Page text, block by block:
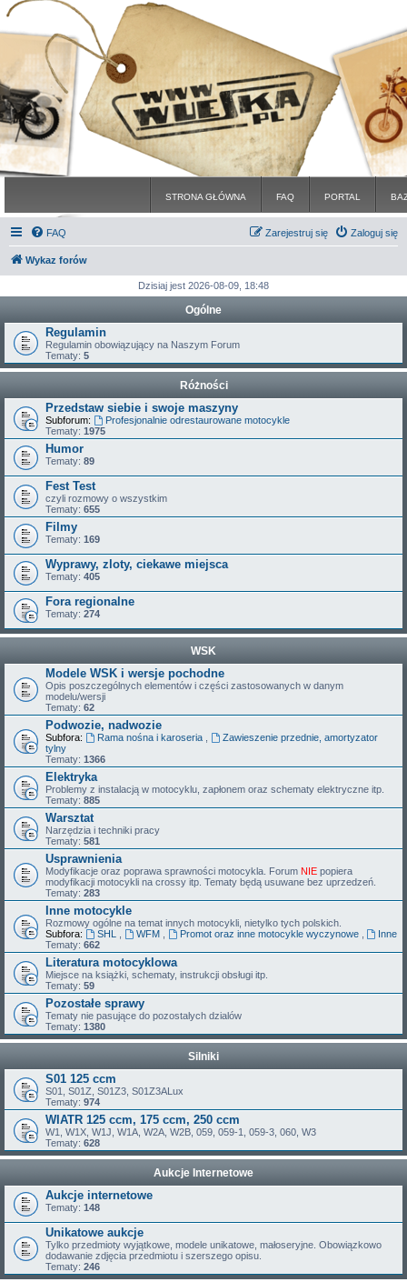
STRONA GŁÓWNA FAQ PORTAL
FAQ Zaloguj się
Zarejestruj się
Wykaz forów
Dzisiaj jest 2026-08-09, 18:48
Ogólne
Regulamin
Regulamin obowiązujący na Naszym Forum
Tematy: 5
Różności
Przedstaw siebie i swoje maszyny
Subforum:
Profesjonalnie odrestaurowane motocykle
Tematy: 1975
Humor
Tematy: 89
Fest Test
czyli rozmowy o wszystkim
Tematy: 655
Filmy
Tematy: 169
Wyprawy, zloty, ciekawe miejsca
Tematy: 405
Fora regionalne
Tematy: 274
WSK
Modele WSK i wersje pochodne
Opis poszczególnych elementów i części zastosowanych w danym
modelu/wersji
Tematy: 62
Podwozie, nadwozie
Subfora: Rama nośna i karoseria
Zawieszenie przednie, amortyzator
tylny
Tematy: 1366
Elektryka
Problemy z instalacją w motocyklu, zapłonem oraz schematy elektryczne itp.
Tematy: 885
Warsztat
Narzędzia i techniki pracy
Tematy: 581
Usprawnienia
Modyfikacje oraz poprawa sprawności motocykla. Forum NIE popiera
modyfikacji motocykli na crossy itp. Tematy będą usuwane bez uprzedzeń.
Tematy: 283
Inne motocykle
Rozmowy ogólne na temat innych motocykli, nietylko tych polskich.
Subfora:
SHL WFM Promot oraz inne motocykle wyczynowe
Inne
Tematy: 662
Literatura motocyklowa
Miejsce na książki, schematy, instrukcji obsługi itp.
Tematy: 59
Pozostałe sprawy
Tematy nie pasujące do pozostalych dzialów
Tematy: 1380
Silniki
S01 125 ccm
S01, S01Z, S01Z3, S01Z3ALux
Tematy: 974
WIATR 125 ccm, 175 ccm, 250 ccm
W1, W1X, W1J, W1A, W2A, W2B, 059, 059-1, 059-3, 060, W3
Tematy: 628
Aukcje Internetowe
Aukcje internetowe
Tematy: 148
Unikatowe aukcje
Tylko przedmioty wyjątkowe, modele unikatowe, małoseryjne. Obowiązkowo
dodawanie zdjęcia przedmiotu i szerszego opisu.
Tematy: 246